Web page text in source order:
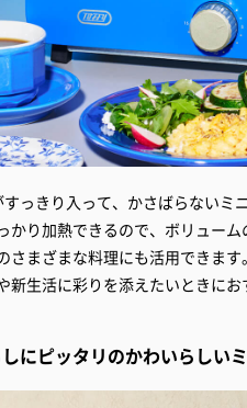
っきり入って、かさばらないミ
かり加熱できるので、ボリュー
さまざまな料理にも活用できます。
新生活に彩りを添えたいときにお
にピッタリのかわいらしい